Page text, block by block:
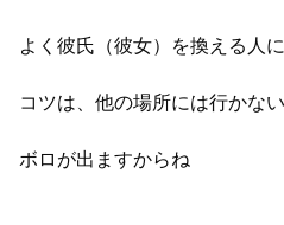
よく彼氏（彼女）を換える人
コツは、他の場所には行かない
ボロが出ますからね